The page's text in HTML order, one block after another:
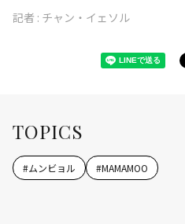
記者 : チャン・イェソル
TOPICS
#ムンビョル #MAMAMOO